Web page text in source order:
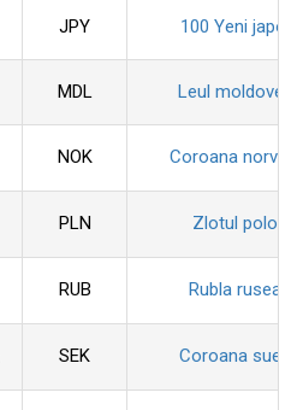
JPY 100 Yeni
MDL Leul
NOK Coroana
PLN Zlotul
RUB Rubla
SEK Coroana